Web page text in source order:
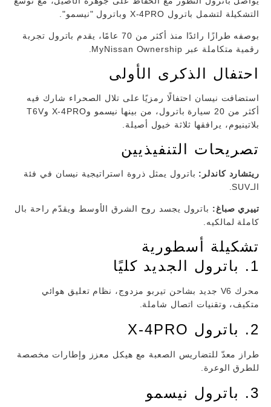
التشكيلة لتشمل باترول X-4PRO وباترول "نيسمو".
بوصفه طرازًا رائدًا منذ أكثر من 70 عامًا، يقدم باترول تجربة
رقمية متكاملة عبر MyNissan Ownership.
احتفال الذكرى الأولى
استضافت نيسان احتفالًا رمزيًا على تلال الصحراء شارك فيه
أكثر من 20 سيارة باترول، من بينها نيسمو وX-4PRO وT6V
بلاتينيوم، يرافقها ثلاثة خيول أصيلة.
تصريحات التنفيذيين
ريتشارد كاندلر: باترول يمثل ذروة استراتيجية نيسان في فئة
الـSUV.
تييري صباغ: باترول يجسد روح الشرق الأوسط ويقدّم راحة بال
كاملة لمالكيه.
تشكيلة أسطورية
1. باترول الجديد كليًا
محرك V6 جديد بشاحن تيربو مزدوج، نظام تعليق هوائي
متكيف، وتقنيات اتصال شاملة.
2. باترول X-4PRO
طراز معدّ للتضاريس الصعبة مع هيكل معزز وإطارات مخصصة
للطرق الوعرة.
3. باترول نيسمو